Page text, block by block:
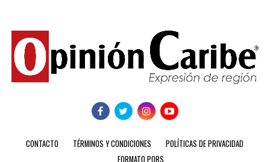
CONTACTO TÉRMINOS Y CONDICIONES
POLÍTICAS DE PRIVACIDAD
FORMATO PQRS